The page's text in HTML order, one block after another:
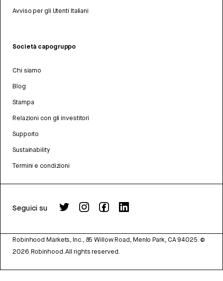
Avviso per gli Utenti Italiani
Società capogruppo
Chi siamo
Blog
Stampa
Relazioni con gli investitori
Supporto
Sustainability
Termini e condizioni
Seguici su
Robinhood Markets, Inc., 85 Willow Road, Menlo Park, CA 94025. ©
2026 Robinhood. All rights reserved.